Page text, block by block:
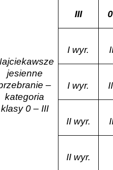
jesienne
–
kategoria
klasy 0 – III
III
I wyr.
I wyr.
II wyr.
II wyr.